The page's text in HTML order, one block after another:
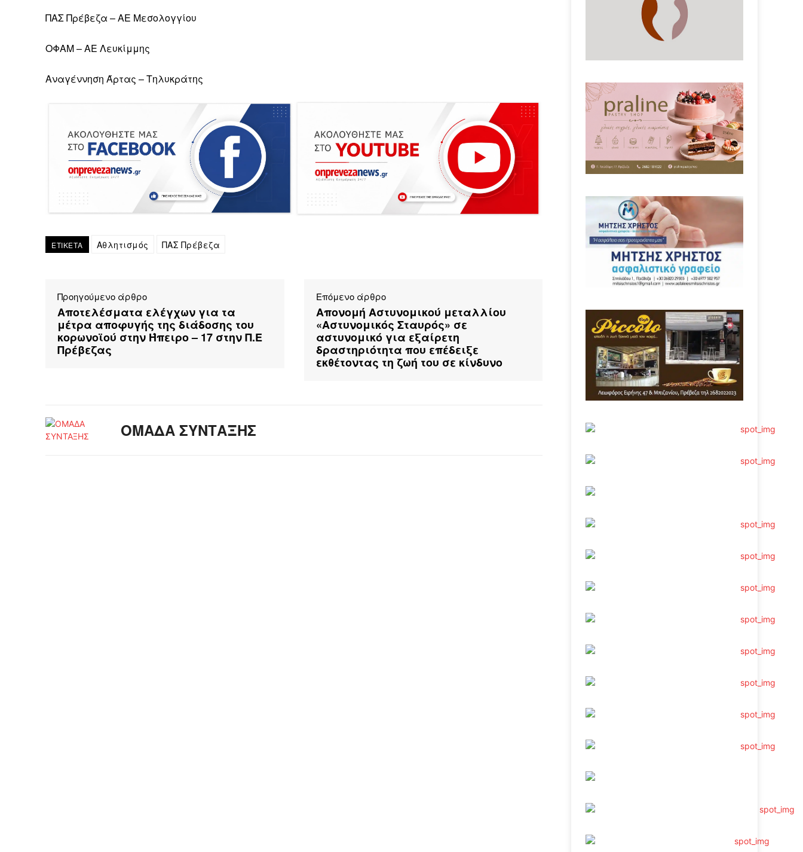
ΠΑΣ Πρέβεζα – ΑΕ Μεσολογγίου
ΟΦΑΜ – ΑΕ Λευκίμμης
Αναγέννηση Άρτας – Τηλυκράτης
ΕΤΙΚΕΤΑ Αθλητισμός ΠΑΣ Πρέβεζα
Προηγούμενο άρθρο
Αποτελέσματα ελέγχων για τα
μέτρα αποφυγής της διάδοσης του
κορωνοϊού στην Ήπειρο – 17 στην Π.Ε
Πρέβεζας
Επόμενο άρθρο
Απονομή Αστυνομικού μεταλλίου
«Αστυνομικός Σταυρός» σε
αστυνομικό για εξαίρετη
δραστηριότητα που επέδειξε
εκθέτοντας τη ζωή του σε κίνδυνο
ΟΜΑΔΑ ΣΥΝΤΑΞΗΣ